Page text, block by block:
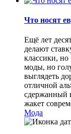
Что носят
Ещё лет
делают
классики,
моды, но
выглядеть
отличной
сдержанный
жакет
Мода